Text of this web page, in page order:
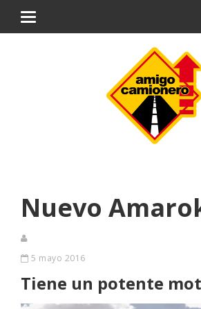
Nuevo
5 mayo 2016
Tiene un potente